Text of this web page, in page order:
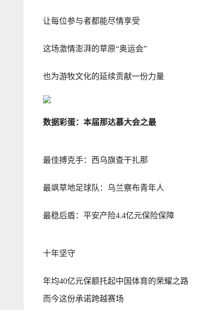
让每位参与者都能尽情享受
这场激情澎湃的草原“奥运会”
也为游牧文化的延续贡献一份力量
数据彩蛋：本届那达慕大会之最
最佳搏克手：西乌旗查干扎那
最飒草地足球队：乌兰察布青年人
最稳后盾：平安产险4.4亿元保险保障
十年坚守
年均40亿元保额托起中国体育的荣耀之路
而今这份承诺跨越赛场